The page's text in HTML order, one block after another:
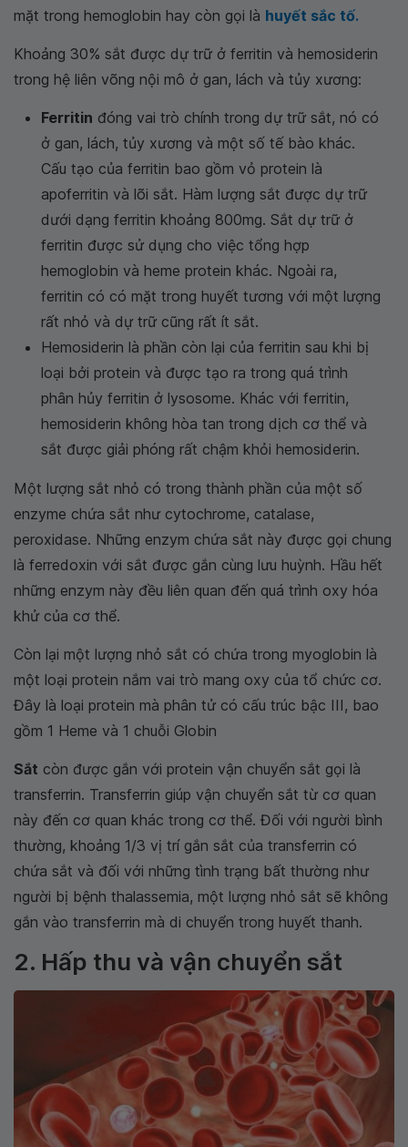
mặt trong hemoglobin hay còn gọi là huyết sắc tố.
Khoảng 30% sắt được dự trữ ở ferritin và hemosiderin
trong hệ liên võng nội mô ở gan, lách và tủy xương:
Ferritin đóng vai trò chính trong dự trữ sắt, nó có
ở gan, lách, tủy xương và một số tế bào khác.
Cấu tạo của ferritin bao gồm vỏ protein là
apoferritin và lõi sắt. Hàm lượng sắt được dự trữ
dưới dạng ferritin khoảng 800mg. Sắt dự trữ ở
ferritin được sử dụng cho việc tổng hợp
hemoglobin và heme protein khác. Ngoài ra,
ferritin có có mặt trong huyết tương với một lượng
rất nhỏ và dự trữ cũng rất ít sắt.
Hemosiderin là phần còn lại của ferritin sau khi bị
loại bởi protein và được tạo ra trong quá trình
phân hủy ferritin ở lysosome. Khác với ferritin,
hemosiderin không hòa tan trong dịch cơ thể và
sắt được giải phóng rất chậm khỏi hemosiderin.
Một lượng sắt nhỏ có trong thành phần của một số
enzyme chứa sắt như cytochrome, catalase,
peroxidase. Những enzym chứa sắt này được gọi chung
là ferredoxin với sắt được gắn cùng lưu huỳnh. Hầu hết
những enzym này đều liên quan đến quá trình oxy hóa
khử của cơ thể.
Còn lại một lượng nhỏ sắt có chứa trong myoglobin là
một loại protein nắm vai trò mang oxy của tổ chức cơ.
Đây là loại protein mà phân tử có cấu trúc bậc III, bao
gồm 1 Heme và 1 chuỗi Globin
Sắt còn được gắn với protein vận chuyển sắt gọi là
transferrin. Transferrin giúp vận chuyển sắt từ cơ quan
này đến cơ quan khác trong cơ thể. Đối với người bình
thường, khoảng 1/3 vị trí gắn sắt của transferrin có
chứa sắt và đối với những tình trạng bất thường như
người bị bệnh thalassemia, một lượng nhỏ sắt sẽ không
gắn vào transferrin mà di chuyển trong huyết thanh.
2. Hấp thu và vận chuyển sắt